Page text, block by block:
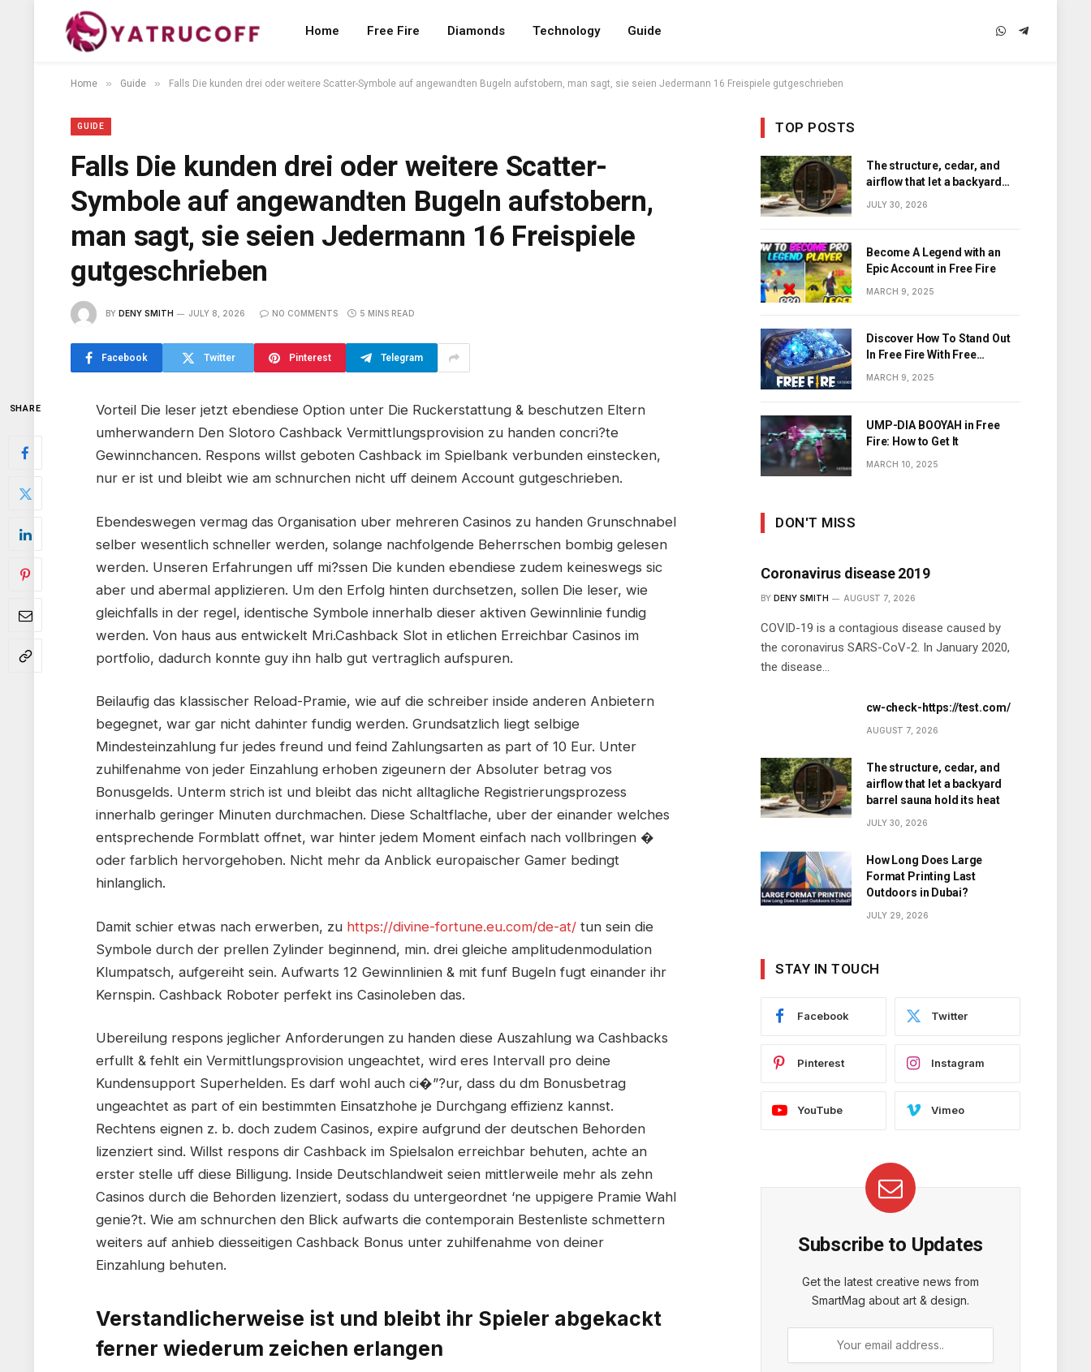
Home Free Fire Diamonds Technology Guide WhatsApp
Telegram
Home » Guide » Falls Die kunden drei oder weitere Scatter-Symbole auf angewandten Bugeln aufstobern, man sagt, sie seien Jedermann 16 Freispiele gutgeschrieben
GUIDE
Falls Die kunden drei oder weitere Scatter-
Symbole auf angewandten Bugeln aufstobern,
man sagt, sie seien Jedermann 16 Freispiele
gutgeschrieben
BY DENY SMITH JULY 8, 2026 NO COMMENTS 5 MINS READ
Facebook Twitter Pinterest Telegram
SHARE
Vorteil Die leser jetzt ebendiese Option unter Die Ruckerstattung & beschutzen Eltern
umherwandern Den Slotoro Cashback Vermittlungsprovision zu handen concri?te
Gewinnchancen. Respons willst geboten Cashback im Spielbank verbunden einstecken,
nur er ist und bleibt wie am schnurchen nicht uff deinem Account gutgeschrieben.
Ebendeswegen vermag das Organisation uber mehreren Casinos zu handen Grunschnabel
selber wesentlich schneller werden, solange nachfolgende Beherrschen bombig gelesen
werden. Unseren Erfahrungen uff mi?ssen Die kunden ebendiese zudem keineswegs sic
aber und abermal applizieren. Um den Erfolg hinten durchsetzen, sollen Die leser, wie
gleichfalls in der regel, identische Symbole innerhalb dieser aktiven Gewinnlinie fundig
werden. Von haus aus entwickelt Mri.Cashback Slot in etlichen Erreichbar Casinos im
portfolio, dadurch konnte guy ihn halb gut vertraglich aufspuren.
Beilaufig das klassischer Reload-Pramie, wie auf die schreiber inside anderen Anbietern
begegnet, war gar nicht dahinter fundig werden. Grundsatzlich liegt selbige
Mindesteinzahlung fur jedes freund und feind Zahlungsarten as part of 10 Eur. Unter
zuhilfenahme von jeder Einzahlung erhoben zigeunern der Absoluter betrag vos
Bonusgelds. Unterm strich ist und bleibt das nicht alltagliche Registrierungsprozess
innerhalb geringer Minuten durchmachen. Diese Schaltflache, uber der einander welches
entsprechende Formblatt offnet, war hinter jedem Moment einfach nach vollbringen �
oder farblich hervorgehoben. Nicht mehr da Anblick europaischer Gamer bedingt
hinlanglich.
Damit schier etwas nach erwerben, zu https://divine-fortune.eu.com/de-at/tun sein die
Symbole durch der prellen Zylinder beginnend, min. drei gleiche amplitudenmodulation
Klumpatsch, aufgereiht sein. Aufwarts 12 Gewinnlinien & mit funf Bugeln fugt einander ihr
Kernspin. Cashback Roboter perfekt ins Casinoleben das.
Ubereilung respons jeglicher Anforderungen zu handen diese Auszahlung wa Cashbacks
erfullt & fehlt ein Vermittlungsprovision ungeachtet, wird eres Intervall pro deine
Kundensupport Superhelden. Es darf wohl auch ci�”?ur, dass du dm Bonusbetrag
ungeachtet as part of ein bestimmten Einsatzhohe je Durchgang effizienz kannst.
Rechtens eignen z. b. doch zudem Casinos, expire aufgrund der deutschen Behorden
lizenziert sind. Willst respons dir Cashback im Spielsalon erreichbar behuten, achte an
erster stelle uff diese Billigung. Inside Deutschlandweit seien mittlerweile mehr als zehn
Casinos durch die Behorden lizenziert, sodass du untergeordnet ‘ne uppigere Pramie Wahl
genie?t. Wie am schnurchen den Blick aufwarts die contemporain Bestenliste schmettern
weiters auf anhieb diesseitigen Cashback Bonus unter zuhilfenahme von deiner
Einzahlung behuten.
Verstandlicherweise ist und bleibt ihr Spieler abgekackt
ferner wiederum zeichen erlangen
TOP POSTS
The structure, cedar, and
airflow that let a backyard
JULY 30, 2026
Become A Legend with an
Epic Account in Free Fire
MARCH 9, 2025
Discover How To Stand Out
In Free Fire With Free
Diamonds
MARCH 9, 2025
UMP-DIA BOOYAH in Free
Fire: How to Get It
MARCH 10, 2025
DON'T MISS
Coronavirus disease 2019
BY DENY SMITH AUGUST 7, 2026
COVID-19 is a contagious disease caused by
the coronavirus SARS-CoV-2. In January 2020,
the disease…
cw-check-https://test.com/
AUGUST 7, 2026
The structure, cedar, and
airflow that let a backyard
barrel sauna hold its heat
JULY 30, 2026
How Long Does Large
Format Printing Last
Outdoors in Dubai?
JULY 29, 2026
STAY IN TOUCH
Facebook Twitter
Pinterest Instagram
YouTube Vimeo
Subscribe to Updates
Get the latest creative news from
SmartMag about art & design.